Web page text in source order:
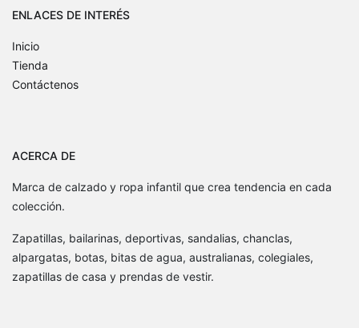
ENLACES DE INTERÉS
Inicio
Tienda
Contáctenos
ACERCA DE
Marca de calzado y ropa infantil que crea tendencia en cada
colección.
Zapatillas, bailarinas, deportivas, sandalias, chanclas,
alpargatas, botas, bitas de agua, australianas, colegiales,
zapatillas de casa y prendas de vestir.